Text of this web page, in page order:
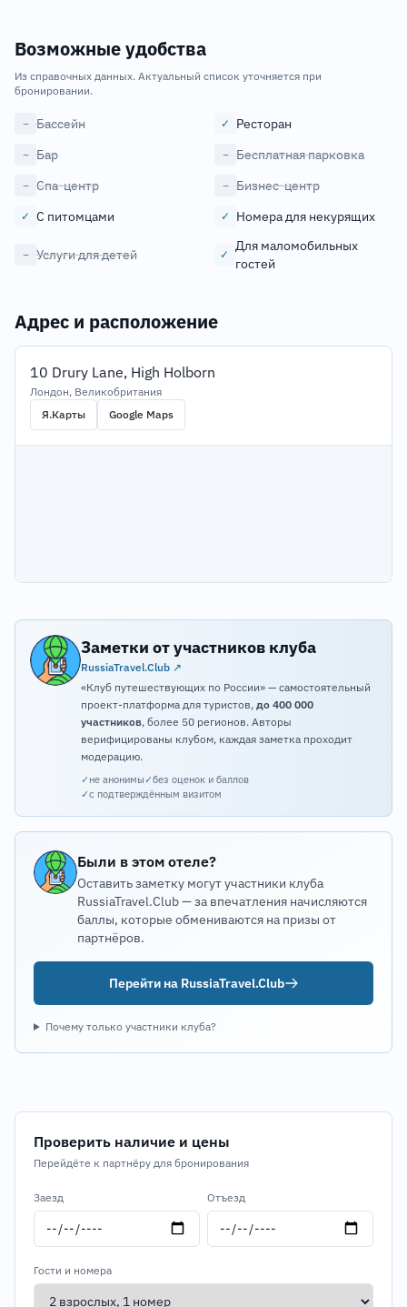
Возможные удобства
Из справочных данных. Актуальный список уточняется при
бронировании.
− Бассейн ✓ Ресторан
− Бар − Бесплатная парковка
− Спа-центр − Бизнес-центр
✓ С питомцами ✓ Номера для некурящих
− Услуги для детей ✓
Для маломобильных
гостей
Адрес и расположение
10 Drury Lane, High Holborn
Лондон, Великобритания
Я.Карты
Google Maps
Заметки от участников клуба
RussiaTravel.Club ↗
«Клуб путешествующих по России» — самостоятельный
проект-платформа для туристов, до 400 000
участников, более 50 регионов. Авторы
верифицированы клубом, каждая заметка проходит
модерацию.
✓не анонимы✓без оценок и баллов
✓с подтверждённым визитом
Были в этом отеле?
Оставить заметку могут участники клуба
RussiaTravel.Club — за впечатления начисляются
баллы, которые обмениваются на призы от
партнёров.
Перейти на RussiaTravel.Club
Почему только участники клуба?
Проверить наличие и цены
Перейдёте к партнёру для бронирования
Заезд Отъезд
Гости и номера